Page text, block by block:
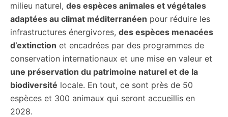
milieu naturel, des espèces animales et végétales
adaptées au climat méditerranéen pour réduire les
infrastructures énergivores, des espèces menacées
d’extinction et encadrées par des programmes de
conservation internationaux et une mise en valeur et
une préservation du patrimoine naturel et de la
biodiversité locale. En tout, ce sont près de 50
espèces et 300 animaux qui seront accueillis en
2028.